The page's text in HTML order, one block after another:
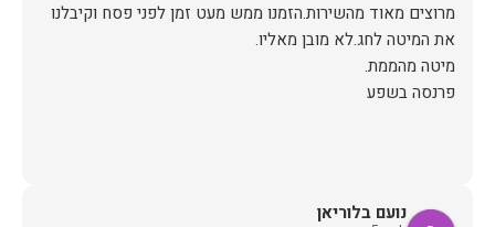
מרוצים מאוד מהשירות.הזמנו ממש מעט זמן לפני פסח וקיבלנו
פרנסה בשפע
נועם בלוריאן